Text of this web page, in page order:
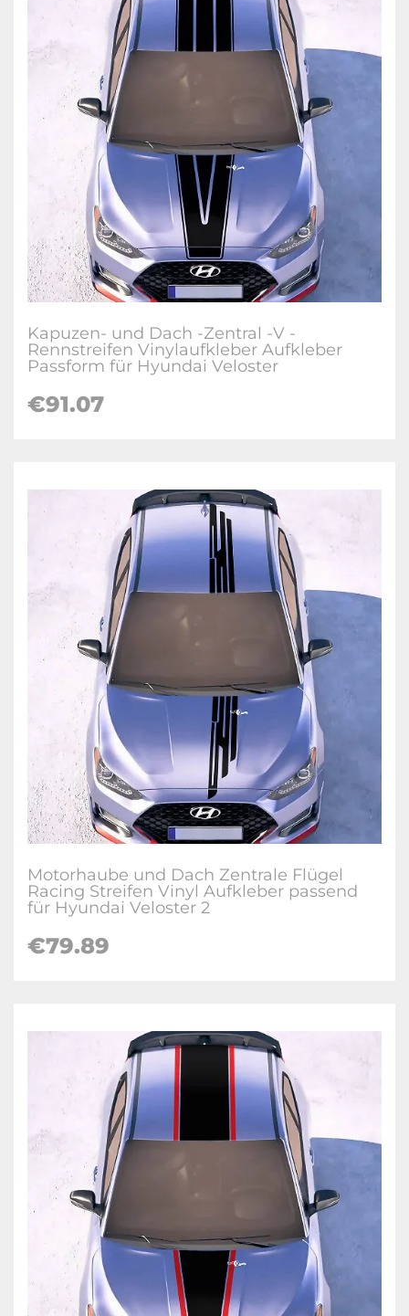
Kapuzen- und Dach -Zentral -V -
Rennstreifen Vinylaufkleber Aufkleber
Passform für Hyundai Veloster
€91.07
Motorhaube und Dach Zentrale Flügel
Racing Streifen Vinyl Aufkleber passend
für Hyundai Veloster 2
€79.89